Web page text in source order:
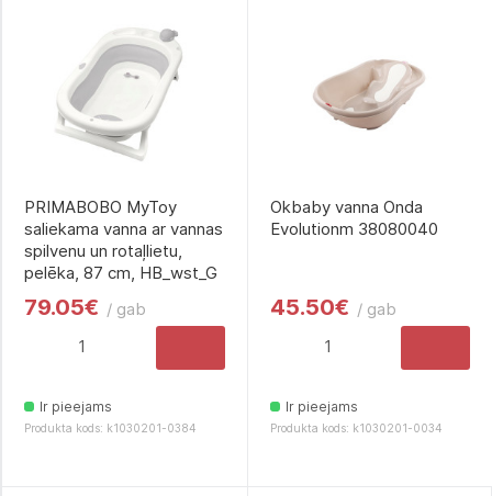
PRIMABOBO MyToy
saliekama vanna ar vannas
spilvenu un rotaļlietu,
pelēka, 87 cm, HB_wst_G
79.05€ / gab
Ir pieejams
Produkta kods: k1030201-0384
Okbaby vanna Onda
Evolutionm 38080040
45.50€ / gab
Ir pieejams
Produkta kods: k1030201-0034